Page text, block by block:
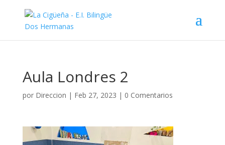
Aula Londres 2
por Direccion | Feb 27, 2023 | 0 Comentarios